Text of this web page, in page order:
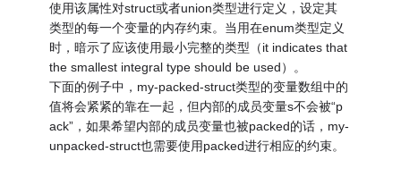
使用该属性对struct或者union类型进行定义，设定其
类型的每一个变量的内存约束。当用在enum类型定义
时，暗示了应该使用最小完整的类型（it indicates that
the smallest integral type should be used）。
下面的例子中，my-packed-struct类型的变量数组中的
值将会紧紧的靠在一起，但内部的成员变量s不会被“p
ack”，如果希望内部的成员变量也被packed的话，my-
unpacked-struct也需要使用packed进行相应的约束。